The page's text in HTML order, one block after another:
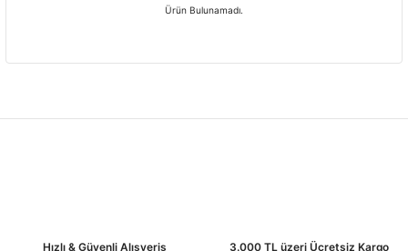
Ürün Bulunamadı.
Hızlı & Güvenli Alışveriş 3.000 TL üzeri Ücretsiz Kargo